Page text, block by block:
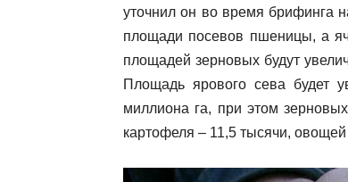
уточнил он во время брифинга
площади посевов пшеницы, а
площадей зерновых будут
Площадь ярового сева будет
миллиона га, при этом
картофеля – 11,5 тысячи,